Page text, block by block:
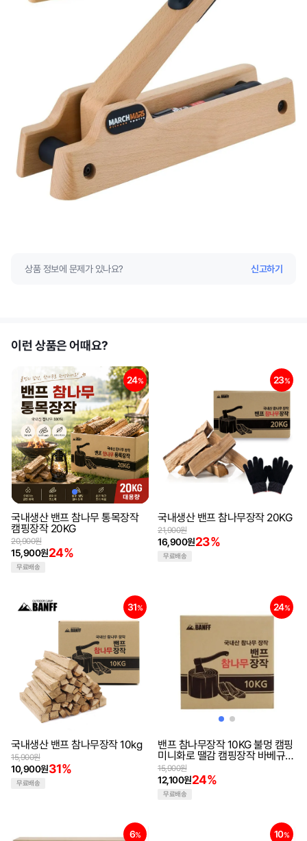
상품 정보에 문제가 있나요? 신고하기
이런 상품은 어때요?
24%
국내생산 밴프 참나무 통목장작
캠핑장작 20KG
15,900원24%
20,900원
무료배송
23%
국내생산 밴프 참나무장작 20KG
16,900원23%
21,900원
무료배송
31%
국내생산 밴프 참나무장작 10kg
10,900원31%
15,900원
무료배송
24%
밴프 참나무장작 10KG 불멍 캠핑
미니화로 땔감 캠핑장작 바베규장
작 불멍장작
12,100원24%
15,900원
무료배송
6% 10%